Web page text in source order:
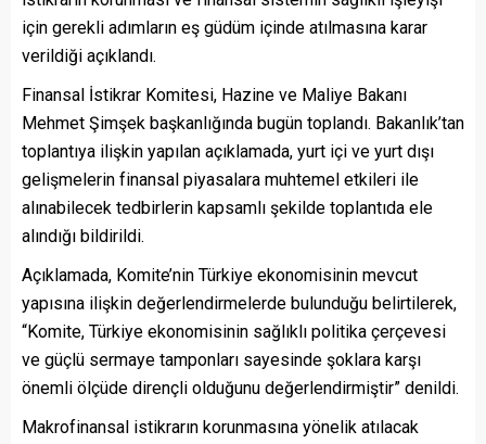
için gerekli adımların eş güdüm içinde atılmasına karar
verildiği açıklandı.
Finansal İstikrar Komitesi, Hazine ve Maliye Bakanı
Mehmet Şimşek başkanlığında bugün toplandı. Bakanlık’tan
toplantıya ilişkin yapılan açıklamada, yurt içi ve yurt dışı
gelişmelerin finansal piyasalara muhtemel etkileri ile
alınabilecek tedbirlerin kapsamlı şekilde toplantıda ele
alındığı bildirildi.
Açıklamada, Komite’nin Türkiye ekonomisinin mevcut
yapısına ilişkin değerlendirmelerde bulunduğu belirtilerek,
“Komite, Türkiye ekonomisinin sağlıklı politika çerçevesi
ve güçlü sermaye tamponları sayesinde şoklara karşı
önemli ölçüde dirençli olduğunu değerlendirmiştir” denildi.
Makrofinansal istikrarın korunmasına yönelik atılacak